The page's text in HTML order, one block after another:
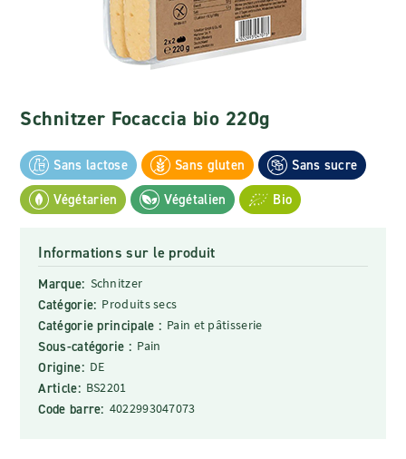
Schnitzer Focaccia bio 220g
Sans lactose Sans gluten
Sans sucre
Végétarien
Végétalien Bio
Informations sur le produit
Marque: Schnitzer
Catégorie: Produits secs
Catégorie principale : Pain et pâtisserie
Sous-catégorie : Pain
Origine: DE
Article: BS2201
Code barre: 4022993047073